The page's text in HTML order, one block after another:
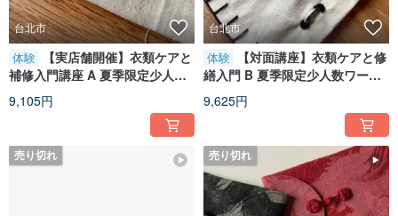
台北市
体験
【実店舗開催】衣類ケアと
補修入門講座 A 夏季限定少人数
制ワークショップ
9,105円
台北市
体験
【対面講座】衣類ケアと修
繕入門 B 夏季限定少人数ワーク
ショップ
9,625円
売り切れ 売り切れ